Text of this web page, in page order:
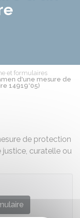
et formulaires
d'une mesure de
14919*05)
de protection
justice, curatelle ou